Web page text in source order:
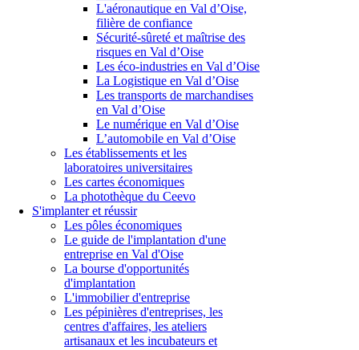
L'aéronautique en Val d’Oise,
filière de confiance
Sécurité-sûreté et maîtrise des
risques en Val d’Oise
Les éco-industries en Val d’Oise
La Logistique en Val d’Oise
Les transports de marchandises
en Val d’Oise
Le numérique en Val d’Oise
L’automobile en Val d’Oise
Les établissements et les
laboratoires universitaires
Les cartes économiques
La photothèque du Ceevo
S'implanter et réussir
Les pôles économiques
Le guide de l'implantation d'une
entreprise en Val d'Oise
La bourse d'opportunités
d'implantation
L'immobilier d'entreprise
Les pépinières d'entreprises, les
centres d'affaires, les ateliers
artisanaux et les incubateurs et